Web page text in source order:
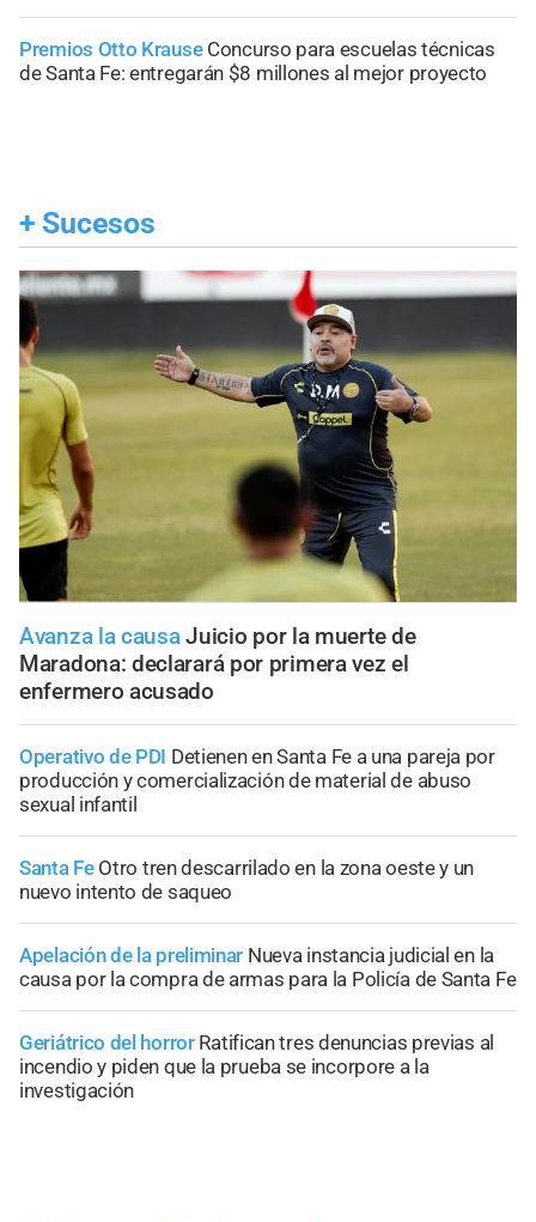
Premios Otto Krause Concurso para escuelas técnicas
de Santa Fe: entregarán $8 millones al mejor proyecto
+ Sucesos
Avanza la causa Juicio por la muerte de
Maradona: declarará por primera vez el
enfermero acusado
Operativo de PDI Detienen en Santa Fe a una pareja por
producción y comercialización de material de abuso
sexual infantil
Santa Fe Otro tren descarrilado en la zona oeste y un
nuevo intento de saqueo
Apelación de la preliminar Nueva instancia judicial en la
causa por la compra de armas para la Policía de Santa Fe
Geriátrico del horror Ratifican tres denuncias previas al
incendio y piden que la prueba se incorpore a la
investigación